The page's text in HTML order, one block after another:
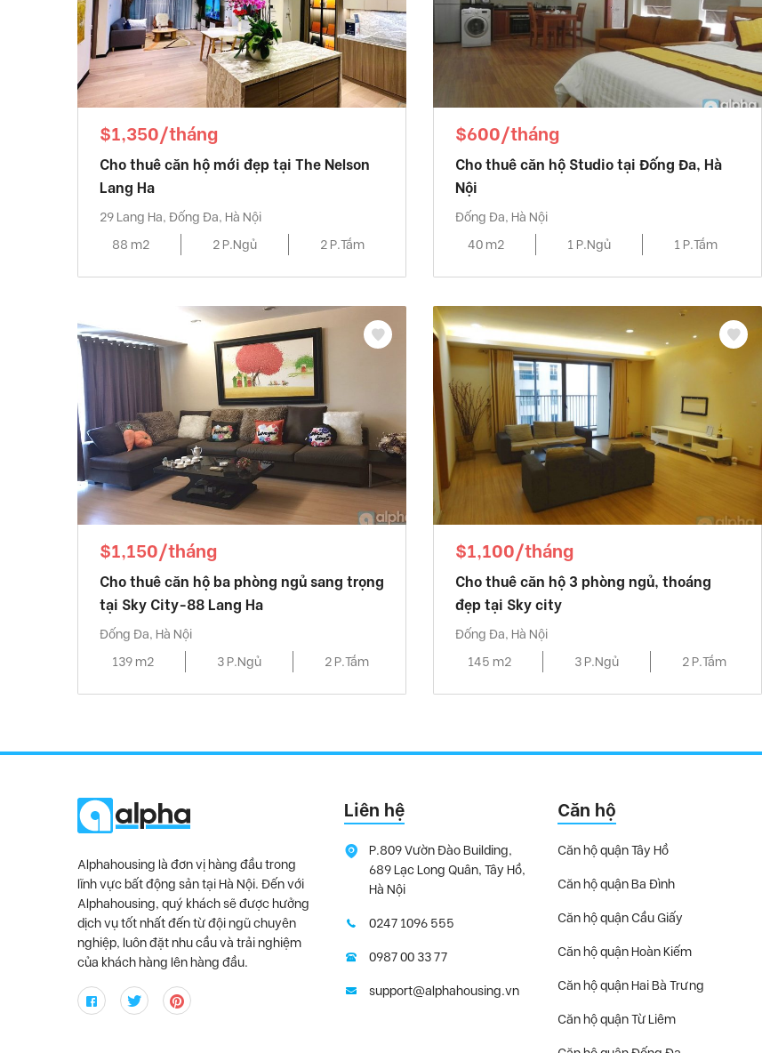
$1,350/tháng
Cho thuê căn hộ mới đẹp tại The Nelson
Lang Ha
29 Lang Ha, Đống Đa, Hà Nội
88 m2
2 P.Ngủ 2 P.Tắm
$600/tháng
Cho thuê căn hộ Studio tại Đống Đa, Hà
Nội
Đống Đa, Hà Nội
40 m2
1 P.Ngủ 1 P.Tắm
$1,150/tháng
Cho thuê căn hộ ba phòng ngủ sang trọng
tại Sky City-88 Lang Ha
Đống Đa, Hà Nội
139 m2
3 P.Ngủ 2 P.Tắm
$1,100/tháng
Cho thuê căn hộ 3 phòng ngủ, thoáng
đẹp tại Sky city
Đống Đa, Hà Nội
145 m2
3 P.Ngủ 2 P.Tắm
Alphahousing là đơn vị hàng đầu trong
lĩnh vực bất động sản tại Hà Nội. Đến với
Alphahousing, quý khách sẽ được hưởng
dịch vụ tốt nhất đến từ đội ngũ chuyên
nghiệp, luôn đặt nhu cầu và trải nghiệm
của khách hàng lên hàng đầu.
Liên hệ
P.809 Vườn Đào Building,
689 Lạc Long Quân, Tây Hồ,
Hà Nội
0247 1096 555
0987 00 33 77
support@alphahousing.vn
Căn hộ
Căn hộ quận Tây Hồ
Căn hộ quận Ba Đình
Căn hộ quận Cầu Giấy
Căn hộ quận Hoàn Kiếm
Căn hộ quận Hai Bà Trưng
Căn hộ quận Từ Liêm